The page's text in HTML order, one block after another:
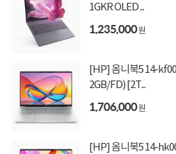
1GKR OLED ...
1,235,000원
[HP] 옴니북5 14-
2GB/FD) [2T...
1,706,000원
[HP] 옴니북5 14-